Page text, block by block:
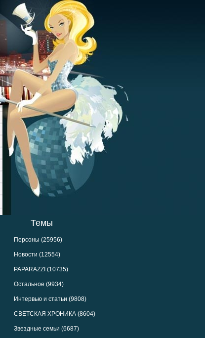
Темы
Персоны (25956)
Новости (12554)
PAPARAZZI (10735)
Остальное (9934)
Интервью и статьи (9808)
СВЕТСКАЯ ХРОНИКА (8604)
Звездные семьи (6687)